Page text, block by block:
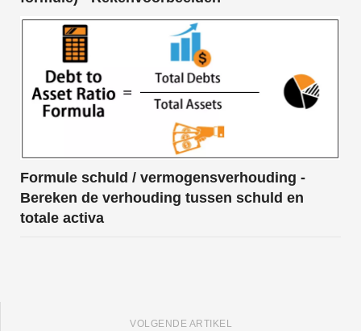
Formule schuld / vermogensverhouding -
Bereken de verhouding tussen schuld en
totale activa
VOLGENDE ARTIKEL